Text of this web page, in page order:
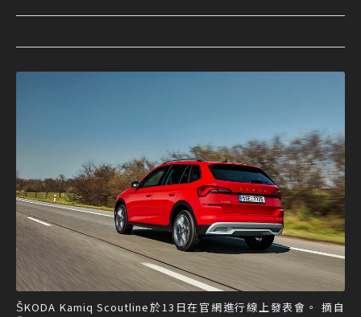
ŠKODA Kamiq Scoutline於13日在官網進行線上發表會。 摘自